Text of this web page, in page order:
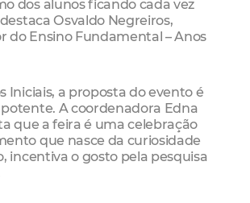
dos alunos ficando cada vez
Osvaldo Negreiros,
do Ensino Fundamental – Anos
Iniciais, a proposta do evento é
A coordenadora Edna
que a feira é uma celebração
que nasce da curiosidade
incentiva o gosto pela pesquisa